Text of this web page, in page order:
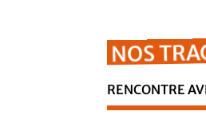
NOS
RENCONTRE